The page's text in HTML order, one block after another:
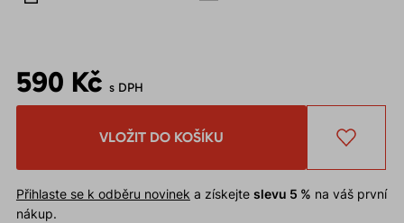
590 Kč s DPH
VLOŽIT DO KOŠÍKU
Přihlaste se k odběru novinek a získejte slevu 5 % na váš první
nákup.